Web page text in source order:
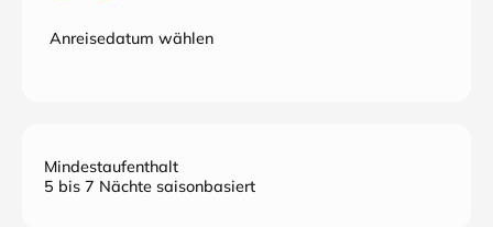
Anreisedatum wählen
Mindestaufenthalt
5 bis 7 Nächte saisonbasiert